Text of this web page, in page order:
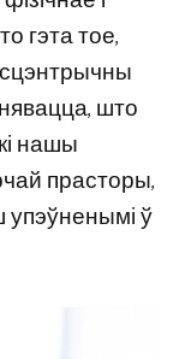
гэта тое,
што
нашы
прасторы,
ў